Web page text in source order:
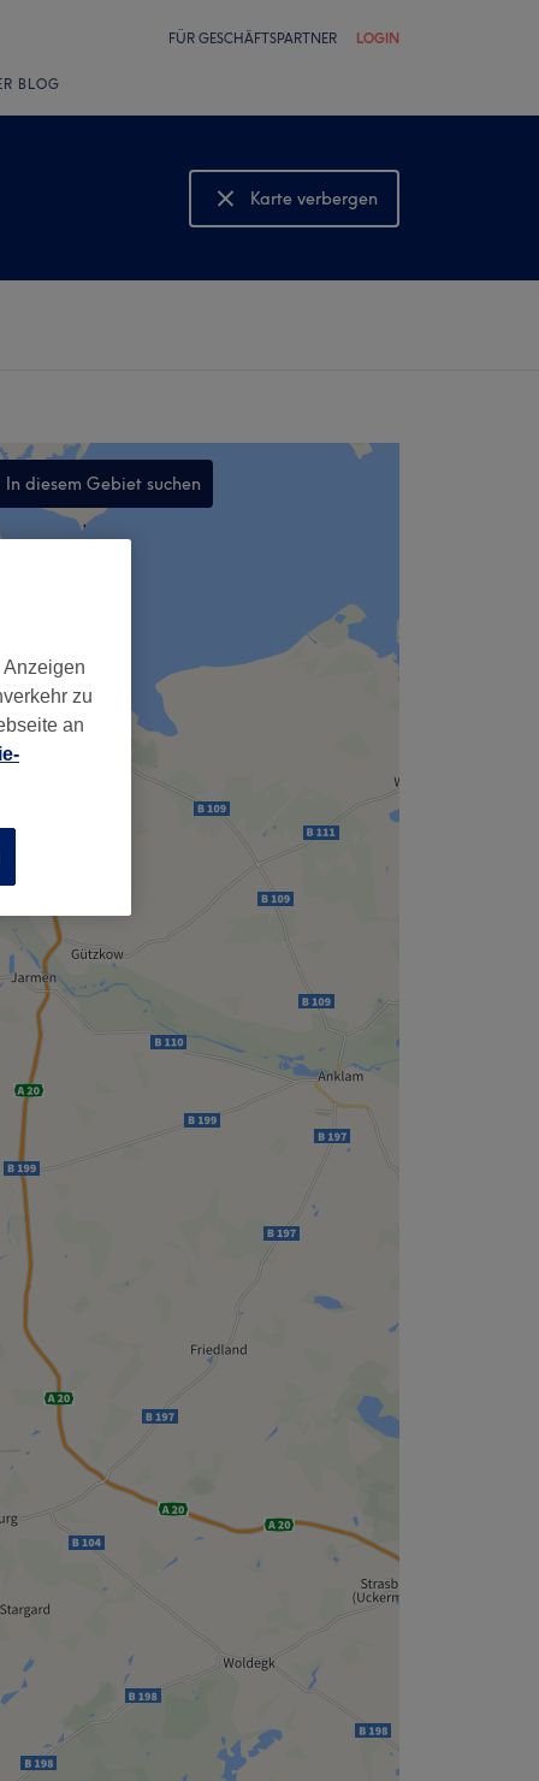
FÜR GESCHÄFTSPARTNER LOGIN
BLOG
Karte verbergen
Karte anzeigen
In diesem Gebiet suchen
,
zu
an